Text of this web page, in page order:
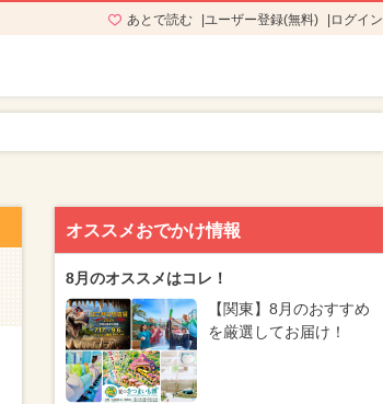
あとで読む ユーザー登録(無料) ログイン
オススメおでかけ情報
8月のオススメはコレ！
【関東】8月のおすすめ
を厳選してお届け！